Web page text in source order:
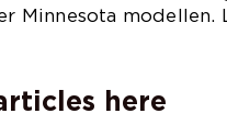
Minnesota modellen.
here